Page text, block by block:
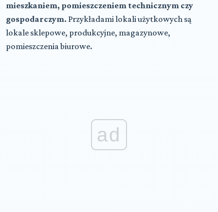
mieszkaniem, pomieszczeniem technicznym czy
gospodarczym. Przykładami lokali użytkowych są
lokale sklepowe, produkcyjne, magazynowe,
pomieszczenia biurowe.
ad